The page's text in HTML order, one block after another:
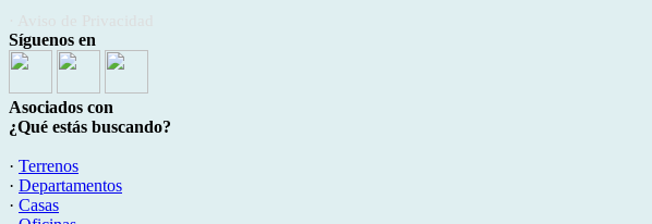
Síguenos en
Asociados con
¿Qué estás buscando?
· Terrenos
· Departamentos
· Casas